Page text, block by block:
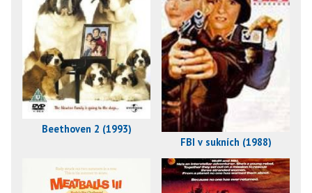
Beethoven 2 (1993)
FBI v sukních (1988)